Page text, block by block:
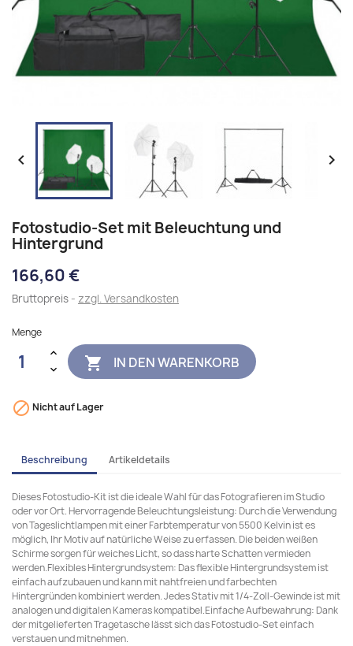
 
Fotostudio-Set mit Beleuchtung und
Hintergrund
166,60 €
Bruttopreis zzgl. Versandkosten
Menge
 IN DEN WARENKORB
 Nicht auf Lager
Beschreibung Artikeldetails
Dieses Fotostudio-Kit ist die ideale Wahl für das Fotografieren im Studio
oder vor Ort. Hervorragende Beleuchtungsleistung: Durch die Verwendung
von Tageslichtlampen mit einer Farbtemperatur von 5500 Kelvin ist es
möglich, Ihr Motiv auf natürliche Weise zu erfassen. Die beiden weißen
Schirme sorgen für weiches Licht, so dass harte Schatten vermieden
werden.Flexibles Hintergrundsystem: Das flexible Hintergrundsystem ist
einfach aufzubauen und kann mit nahtfreien und farbechten
Hintergründen kombiniert werden. Jedes Stativ mit 1/4-Zoll-Gewinde ist mit
analogen und digitalen Kameras kompatibel.Einfache Aufbewahrung: Dank
der mitgelieferten Tragetasche lässt sich das Fotostudio-Set einfach
verstauen und mitnehmen.